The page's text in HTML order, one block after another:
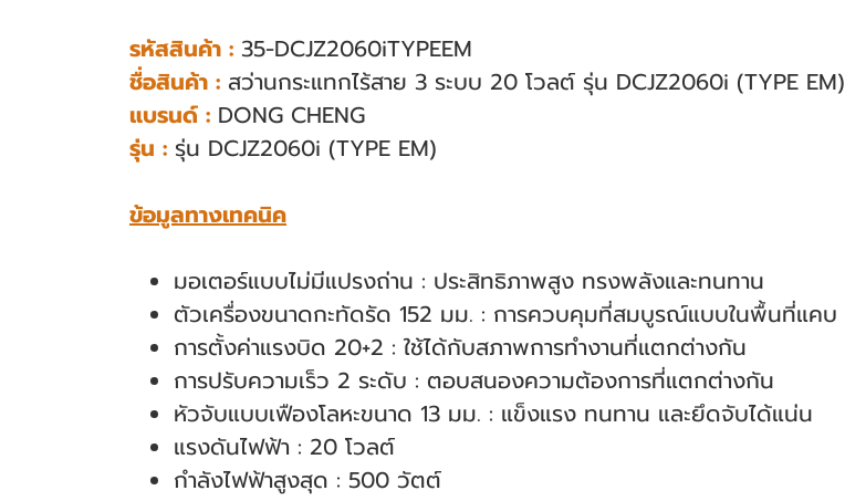
รหัสสินค้า : 35-DCJZ2060iTYPEEM
ชื่อสินค้า : สว่านกระแทกไร้สาย 3 ระบบ 20 โวลต์ รุ่น DCJZ2060i (TYPE EM)
แบรนด์ : DONG CHENG
รุ่น : รุ่น DCJZ2060i (TYPE EM)
ข้อมูลทางเทคนิค
มอเตอร์แบบไม่มีแปรงถ่าน : ประสิทธิภาพสูง ทรงพลังและทนทาน
ตัวเครื่องขนาดกะทัดรัด 152 มม. : การควบคุมที่สมบูรณ์แบบในพื้นที่แคบ
การตั้งค่าแรงบิด 20+2 : ใช้ได้กับสภาพการทำงานที่แตกต่างกัน
การปรับความเร็ว 2 ระดับ : ตอบสนองความต้องการที่แตกต่างกัน
หัวจับแบบเฟืองโลหะขนาด 13 มม. : แข็งแรง ทนทาน และยึดจับได้แน่น
แรงดันไฟฟ้า : 20 โวลต์
กำลังไฟฟ้าสูงสุด : 500 วัตต์